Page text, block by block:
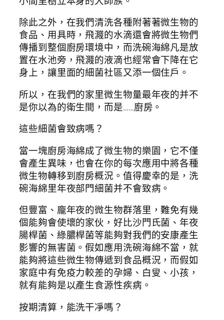
除此之外，在我們清洗各種附著著微生物的
食品、用具時，飛濺的水滴還會將微生物們
傳播到整個廚房環境中，而洗碗海綿凡是放
置在水池旁，飛濺的液滴也經常會下降在它
身上，讓里面的細菌社區又添一個住戶。
所以，在我們的家里微生物量最年夜的并不
是你以為的衛生間，而是……廚房。
這些細菌會致病嗎？
當一塊廚房海綿成了微生物的樂園，它不僅
會產生異味，也會在你的每次應用中將各種
微生物轉移到廚房概況。值得慶幸的是，洗
碗海綿里年夜部門細菌并不會致病。
但豐富、龐年夜的微生物群落里，難免有幾
個能夠會使壞的家伙，好比沙門氏菌、年夜
腸桿菌、綠膿桿菌等能夠對我們的安康產生
影響的無害菌。假如應用洗碗海綿不當，就
能夠將這些微生物傳遞到食品概況，而假如
家庭中有免疫力較差的孕婦、白叟、小孩，
就有能夠是以產生食源性疾病。
按期清算，能洗干凈嗎？